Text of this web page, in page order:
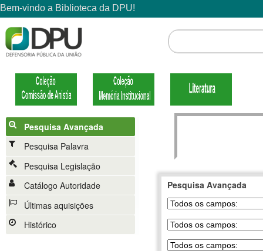
Pesquisa Avançada
Pesquisa Palavra
Pesquisa Legislação
Catálogo Autoridade
Últimas aquisições
Histórico
Pesquisa Avançada